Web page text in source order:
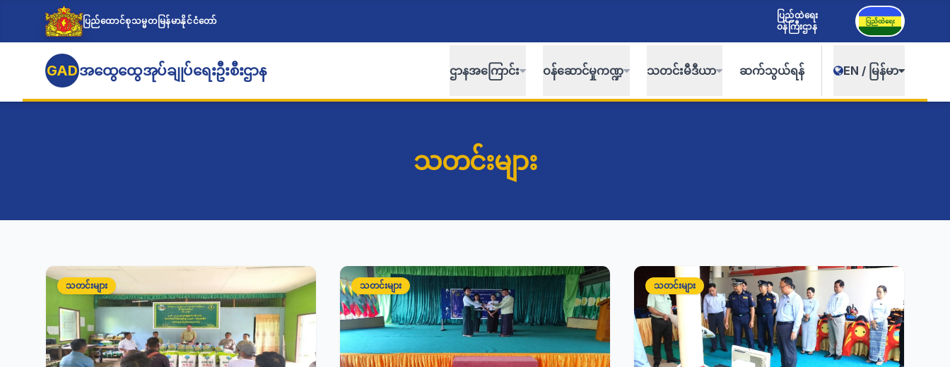
ပြည်ထောင်စုသမ္မတမြန်မာနိုင်ငံတော်
ပြည်ထဲရေး
ဝန်ကြီးဌာန
GADအထွေထွေအုပ်ချုပ်ရေးဦးစီးဌာန ဌာနအကြောင်း ဝန်ဆောင်မှုကဏ္ဍ သတင်းမီဒီယာ ဆက်သွယ်ရန် EN / မြန်မာ
သတင်းများ
သတင်းများ သတင်းများ သတင်းများ